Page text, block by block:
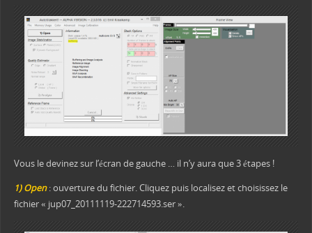
Vous le devinez sur l’écran de gauche … il n’y aura que 3 étapes !
1) Open: ouverture du fichier. Cliquez puis localisez et choisissez le
fichier « jup07_20111119-222714593.ser ».